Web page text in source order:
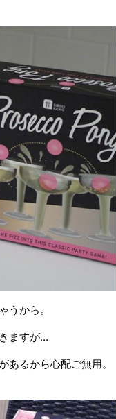
うから。
ますが...
るから心配ご無用。